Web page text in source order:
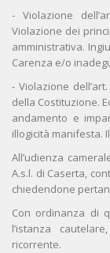
- Violazione
Violazione dei
amministrativa.
Carenza e/o
- Violazione
della Costituzione.
andamento e
illogicità manifesta.
All’udienza
A.s.l. di Caserta,
chiedendone
Con ordinanza di
l’istanza
ricorrente.